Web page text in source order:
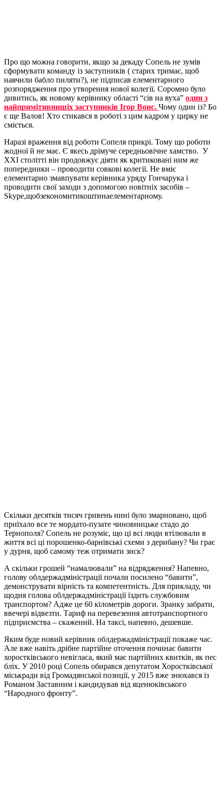
Про що можна говорити, якщо за декаду Сопель не зумів
сформувати команду із заступників ( старих тримає, щоб
навчили бабло пиляти?), не підписав елементарного
розпорядження про утворення нової колегії. Соромно було
дивитись, як новому керівнику області “сів на вуха” один з
найпримітивнишіх заступників Ігор Вонс. Чому один із? Бо
є ще Валов! Хто стикався в роботі з цим кадром у цирку не
сміється.
Наразі враження від роботи Сопеля прикрі. Тому що роботи
жодної й не має. Є якесь дрімуче середньовічне хамство. У
ХХI столітті він продовжує діяти як критиковані ним же
попередники – проводити совкові колегії. Не вміє
елементарно змавпувати керівника уряду Гончарука і
проводити свої заходи з допомогою новітніх засобів –
Skype,щобзекономитикоштинаелементарному.
Скільки десятків тисяч гривень нині було змарновано, щоб
приїхало все те мордато-пузате чиновницьке стадо до
Тернополя? Сопель не розуміє, що ці всі люди втілювали в
життя всі ці порошенко-барнівські схеми з дерибану? Чи грає
у дурня, щоб самому теж отримати зиск?
А скільки грошей “намалювали” на відрядження? Напевно,
голову облдержадміністрації почали посилено “бавити”,
демонструвати вірність та компетентність. Для прикладу, чи
щодня голова облдержадміністрації їздить службовим
транспортом? Адже це 60 кілометрів дороги. Зранку забрати,
ввечері відвезти. Тариф на перевезення автотранспортного
підприємства – скажений. На таксі, напевно, дешевше.
Яким буде новий керівник облдержадміністрації покаже час.
Але вже навіть дрібне партійне оточення починає бавити
хоростківського невігласа, який має партійних квитків, як пес
бліх. У 2010 році Сопель обирався депутатом Хоростківської
міськради від Громадянської позиції, у 2015 вже знюхався із
Романом Заставним і кандидував від яценюківського
“Народного фронту”.